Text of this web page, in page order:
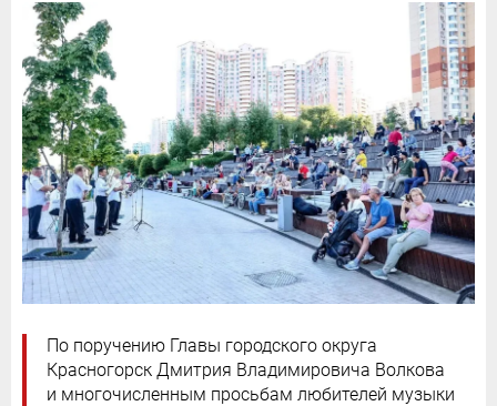
По поручению Главы городского округа
Красногорск Дмитрия Владимировича Волкова
и многочисленным просьбам любителей музыки